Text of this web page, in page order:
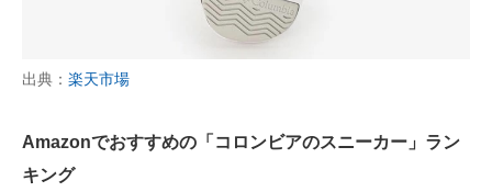
出典： 楽天市場
Amazonでおすすめの「コロンビアのスニーカー」ラン
キング